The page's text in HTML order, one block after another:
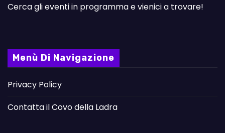
Cerca gli eventi in programma e vienici a trovare!
Menù Di Navigazione
Privacy Policy
Contatta il Covo della Ladra